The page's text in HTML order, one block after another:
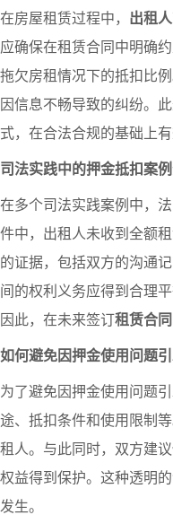
在房屋租赁过程中， 出租人
应确保在租赁合同中明确
拖欠房租情况下的抵扣比
因信息不畅导致的纠纷。
式，在合法合规的基础上
司法实践中的押金抵扣案
在多个司法实践案例中，
件中，出租人未收到全额
的证据，包括双方的沟通
间的权利义务应得到合理
因此，在未来签订租赁合同
如何避免因押金使用问题
为了避免因押金使用问题
途、抵扣条件和使用限制
租人。与此同时，双方建
权益得到保护。这种透明
发生。